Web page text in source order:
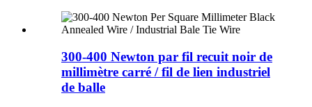
300-400 Newton par fil recuit noir de
millimètre carré / fil de lien industriel
de balle